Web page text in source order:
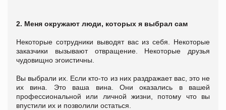
2. Меня окружают люди, которых я выбрал сам
Некоторые сотрудники выводят вас из себя. Некоторые
заказчики вызывают отвращение. Некоторые друзья
чудовищно эгоистичны.
Вы выбрали их. Если кто-то из них раздражает вас, это не
их вина. Это ваша вина. Они оказались в вашей
профессиональной или личной жизни, потому что вы
впустили их и позволили остаться.